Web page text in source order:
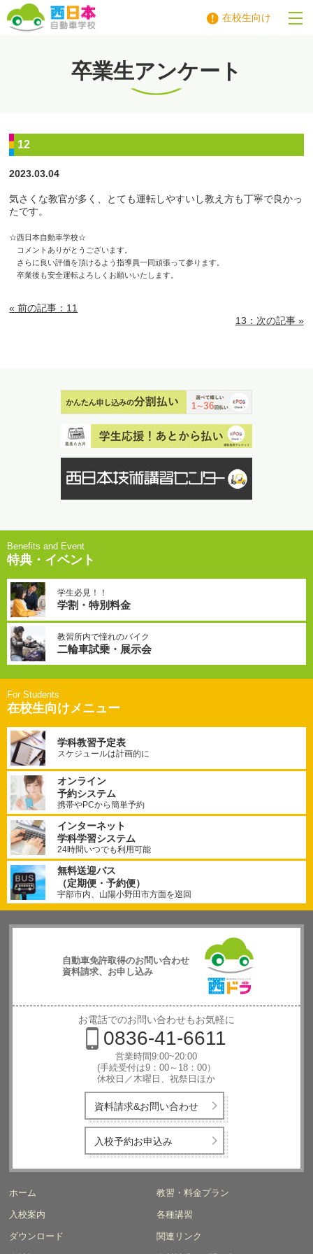
在校生向け
卒業生アンケート
12
2023.03.04
気さくな教官が多く、とても運転しやすいし教え方も丁寧で良かっ
たです。
☆西日本自動車学校☆
コメントありがとうございます。
さらに良い評価を頂けるよう指導員一同頑張って参ります。
卒業後も安全運転よろしくお願いいたします。
« 前の記事：11
13：次の記事 »
特典・イベント
学生必見！！
学割・特別料金
教習所内で憧れのバイク
二輪車試乗・展示会
在校生向けメニュー
学科教習予定表
スケジュールは計画的に
オンライン
予約システム
携帯やPCから簡単予約
インターネット
学科学習システム
24時間いつでも利用可能
無料送迎バス
（定期便・予約便）
宇部市内、山陽小野田市方面を巡回
自動車免許取得のお問い合わせ
資料請求、お申し込み
西日本自動
車学校
お電話でのお問い合わせもお気軽に
0836-41-6611
営業時間9:00~20:00
(手続受付は9：00～18：00）
休校日／木曜日、祝祭日ほか
資料請求&お問い合わせ
入校予約お申込み
ホーム 教習・料金プラン
入校案内 各種講習
ダウンロード 関連リンク